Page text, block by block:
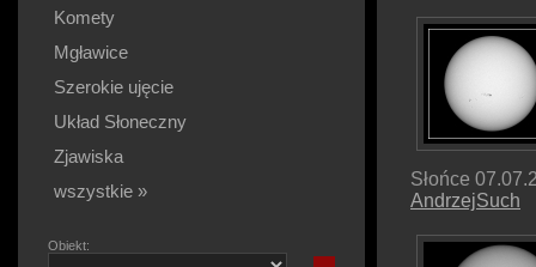
Komety
Mgławice
Szerokie ujęcie
Układ Słoneczny
Zjawiska
wszystkie »
Obiekt:
Słońce
AndrzejSuch